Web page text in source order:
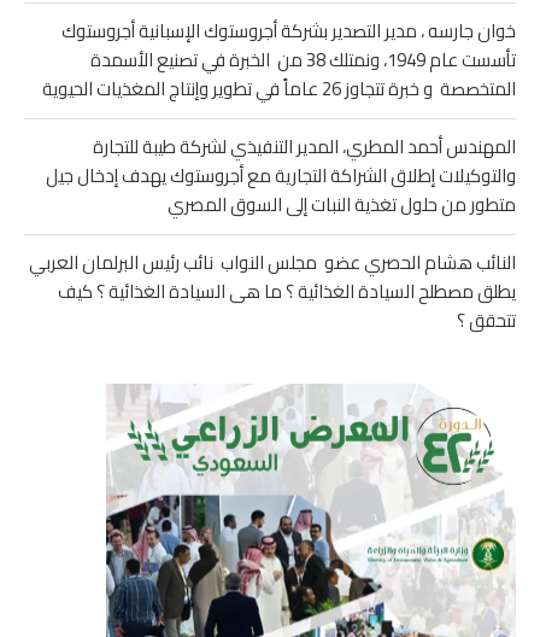
خوان جارسه ، مدير التصدير بشركة أجروستوك الإسبانية أجروستوك
تأسست عام 1949، ونمتلك 38 من الخبرة في تصنيع الأسمدة
المتخصصة و خبرة تتجاوز 26 عاماً في تطوير وإنتاج المغذيات الحيوية
المهندس أحمد المطري، المدير التنفيذي لشركة طيبة للتجارة
والتوكيلات إطلاق الشراكة التجارية مع أجروستوك يهدف إدخال جيل
متطور من حلول تغذية النبات إلى السوق المصري
النائب هشام الحصري عضو مجلس النواب نائب رئيس البرلمان العربي
يطلق مصطلح السيادة الغذائية ؟ ما هى السيادة الغذائية ؟ كيف
تتحقق ؟